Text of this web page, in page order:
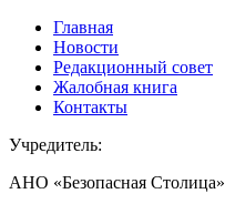
Главная
Новости
Редакционный совет
Жалобная книга
Контакты
Учредитель:
АНО «Безопасная Столица»